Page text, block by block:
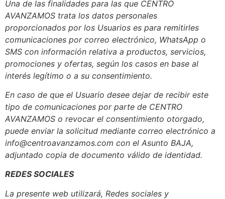
Una de las finalidades para las que CENTRO
AVANZAMOS trata los datos personales
proporcionados por los Usuarios es para remitirles
comunicaciones por correo electrónico, WhatsApp o
SMS con información relativa a productos, servicios,
promociones y ofertas, según los casos en base al
interés legítimo o a su consentimiento.
En caso de que el Usuario desee dejar de recibir este
tipo de comunicaciones por parte de CENTRO
AVANZAMOS o revocar el consentimiento otorgado,
puede enviar la solicitud mediante correo electrónico a
info@centroavanzamos.com con el Asunto BAJA,
adjuntado copia de documento válido de identidad.
REDES SOCIALES
La presente web utilizará, Redes sociales y